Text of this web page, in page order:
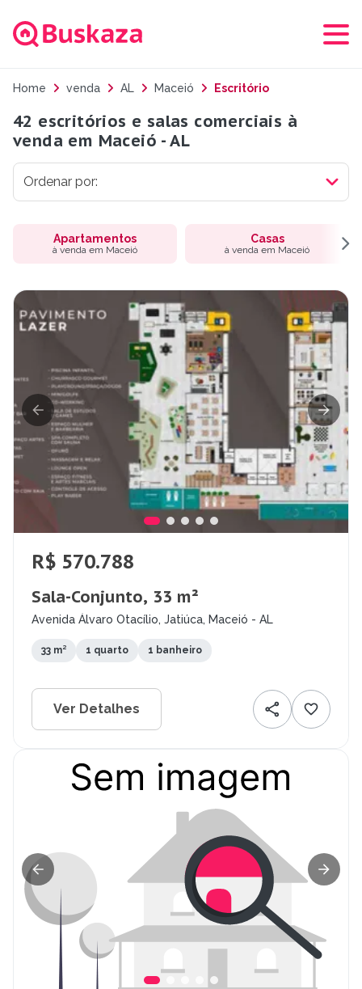
Home venda AL Maceió Escritório
42 escritórios e salas comerciais à
venda em Maceió - AL
Apartamentos
à venda em Maceió
Casas
à venda em Maceió
R$ 570.788
Sala-Conjunto, 33 m²
Avenida Álvaro Otacílio, Jatiúca, Maceió - AL
33 m² 1 quarto 1 banheiro
Ver Detalhes